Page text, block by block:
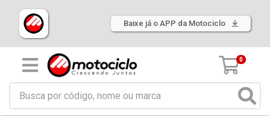
Baixe já o APP da Motociclo
0